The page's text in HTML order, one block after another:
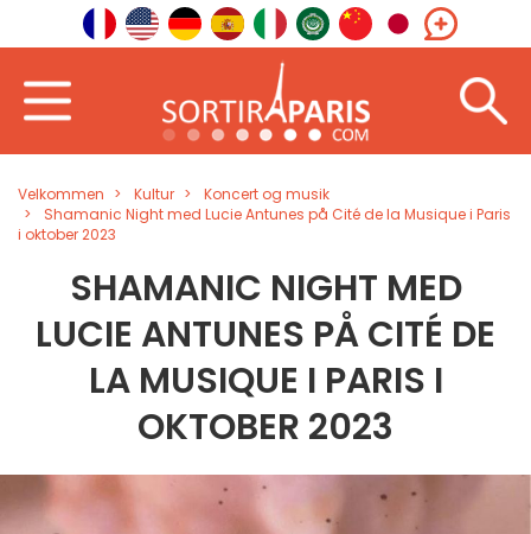
Velkommen Kultur
Koncert og musik
Shamanic Night med Lucie Antunes på Cité de la Musique i Paris
i oktober 2023
SHAMANIC NIGHT MED
LUCIE ANTUNES PÅ CITÉ DE
LA MUSIQUE I PARIS I
OKTOBER 2023